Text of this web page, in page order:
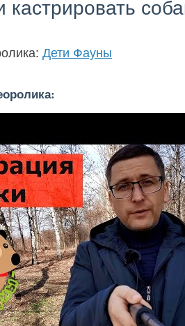
кастрировать
Дети Фауны